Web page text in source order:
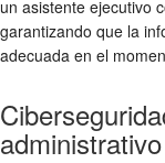
un asistente ejecutivo
garantizando que la
adecuada en el
administrativo